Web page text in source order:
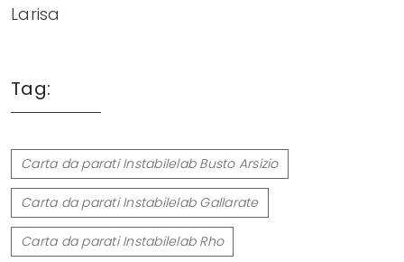
Larisa
Tag:
Carta da parati Instabilelab Busto Arsizio
Carta da parati Instabilelab Gallarate
Carta da parati Instabilelab Rho